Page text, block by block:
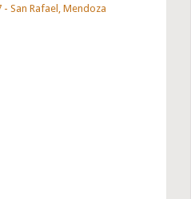
- San Rafael, Mendoza